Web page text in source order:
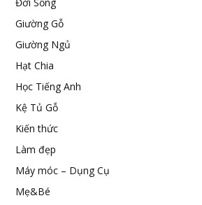
Giường Gỗ
Giường Ngủ
Hạt Chia
Học Tiếng Anh
Kệ Tủ Gỗ
Kiến thức
Làm đẹp
Máy móc – Dụng Cụ
Mẹ&Bé